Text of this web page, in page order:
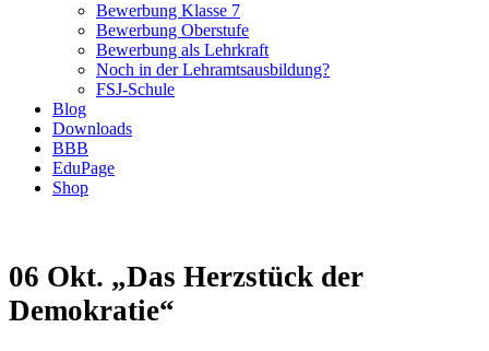
Bewerbung Klasse 7
Bewerbung Oberstufe
Bewerbung als Lehrkraft
Noch in der Lehramtsausbildung?
FSJ-Schule
Blog
Downloads
BBB
EduPage
Shop
06 Okt. „Das Herzstück der
Demokratie“